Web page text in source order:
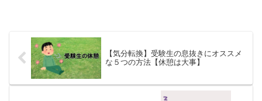
【気分転換】受験生の息抜きにオススメ
な５つの方法【休憩は大事】